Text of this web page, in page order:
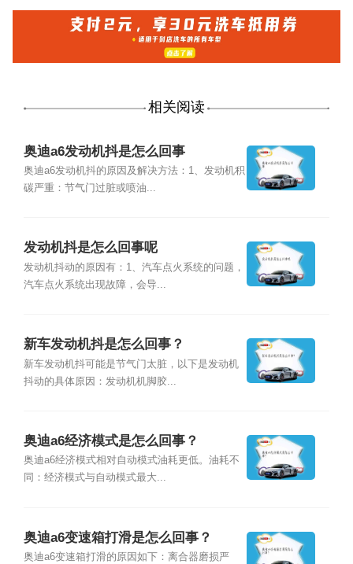
相关阅读
奥迪a6发动机抖是怎么回事
奥迪a6发动机抖的原因及解决方法：1、发动机积
碳严重：节气门过脏或喷油...
发动机抖是怎么回事呢
发动机抖动的原因有：1、汽车点火系统的问题，
汽车点火系统出现故障，会导...
新车发动机抖是怎么回事？
新车发动机抖可能是节气门太脏，以下是发动机
抖动的具体原因：发动机机脚胶...
奥迪a6经济模式是怎么回事？
奥迪a6经济模式相对自动模式油耗更低。油耗不
同：经济模式与自动模式最大...
奥迪a6变速箱打滑是怎么回事？
奥迪a6变速箱打滑的原因如下：离合器磨损严